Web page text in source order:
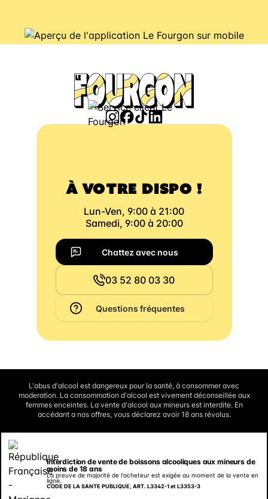
À VOTRE DISPO !
Lun-Ven, 9:00 à 21:00
Samedi, 9:00 à 20:00
Chattez avec nous
03 52 80 03 30
Questions fréquentes
L'abus d'alcool est dangereux pour la santé, à consommer avec
moderation. La consommation d'alcool est vivement déconseillée aux
femmes enceintes. La vente d'alcool aux mineurs est interdite. En
accédant a nos offres, vous déclarez avoir 18 ans révolus.
Interdiction de vente de boissons alcooliques aux mineurs de
moins de 18 ans
La preuve de majorité de l'acheteur est exigée au moment de la vente en
ligne.
CODE DE LA SANTE PUBLIQUE, ART. L3342-1 et L3353-3